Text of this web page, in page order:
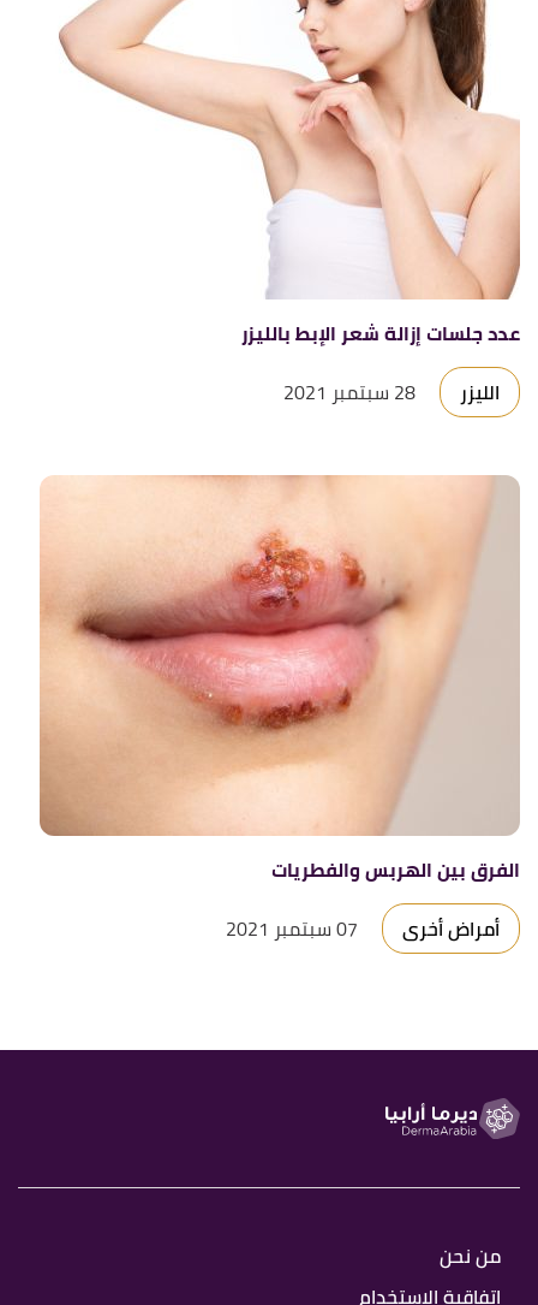
عدد جلسات إزالة شعر الإبط بالليزر
الليزر
28 سبتمبر 2021
الفرق بين الهربس والفطريات
أمراض أخرى
07 سبتمبر 2021
من نحن
اتفاقية الاستخدام